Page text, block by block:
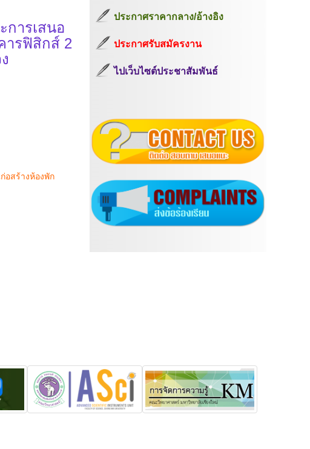
การเสนอ
ารฟิสิกส์ 2
อสร้างห้องพัก
ประกาศราคากลาง/อ้างอิง
ประกาศรับสมัครงาน
ไปเว็บไซต์ประชาสัมพันธ์